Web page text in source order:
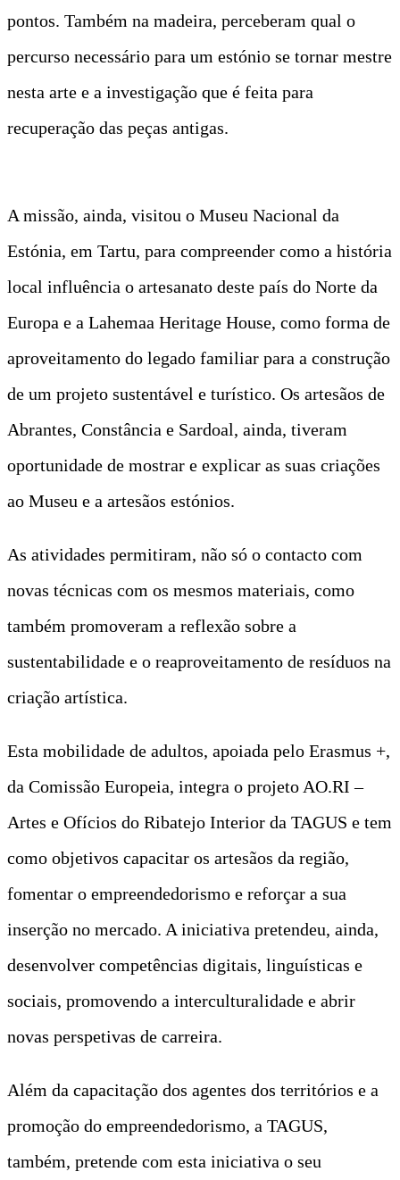
pontos. Também na madeira, perceberam qual o
percurso necessário para um estónio se tornar mestre
nesta arte e a investigação que é feita para
recuperação das peças antigas.
A missão, ainda, visitou o Museu Nacional da
Estónia, em Tartu, para compreender como a história
local influência o artesanato deste país do Norte da
Europa e a Lahemaa Heritage House, como forma de
aproveitamento do legado familiar para a construção
de um projeto sustentável e turístico. Os artesãos de
Abrantes, Constância e Sardoal, ainda, tiveram
oportunidade de mostrar e explicar as suas criações
ao Museu e a artesãos estónios.
As atividades permitiram, não só o contacto com
novas técnicas com os mesmos materiais, como
também promoveram a reflexão sobre a
sustentabilidade e o reaproveitamento de resíduos na
criação artística.
Esta mobilidade de adultos, apoiada pelo Erasmus +,
da Comissão Europeia, integra o projeto AO.RI –
Artes e Ofícios do Ribatejo Interior da TAGUS e tem
como objetivos capacitar os artesãos da região,
fomentar o empreendedorismo e reforçar a sua
inserção no mercado. A iniciativa pretendeu, ainda,
desenvolver competências digitais, linguísticas e
sociais, promovendo a interculturalidade e abrir
novas perspetivas de carreira.
Além da capacitação dos agentes dos territórios e a
promoção do empreendedorismo, a TAGUS,
também, pretende com esta iniciativa o seu